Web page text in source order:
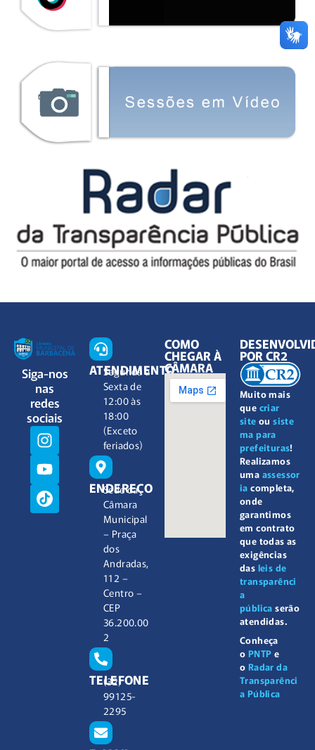
Siga-nos
nas
redes
sociais
ATENDIMENTO
Segunda à
Sexta de
12:00 às
18:00
(Exceto
feriados)
ENDEREÇO
Sede da
Câmara
Municipal
– Praça
dos
Andradas,
112 –
Centro –
CEP
36.200.00
2
TELEFONE
(32)
99125-
2295
COMO
CHEGAR À
CÂMARA
Muito mais
que criar
site ousiste
ma para
prefeituras!
Realizamos
uma assessor
ia completa,
onde
garantimos
em contrato
que todas as
exigências
das leis de
transparênci
a
pública serão
atendidas.
Conheça
o PNTP e
o Radar da
Transparênci
a Pública
POR CR2